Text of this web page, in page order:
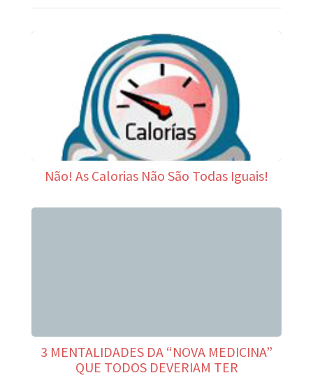
Não! As Calorias Não São Todas Iguais!
3 MENTALIDADES DA “NOVA MEDICINA”
QUE TODOS DEVERIAM TER